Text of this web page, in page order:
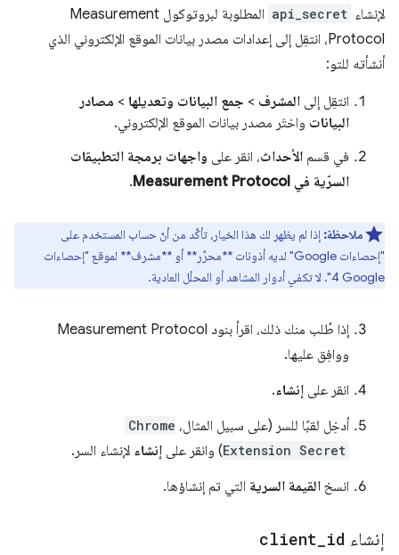
لإنشاء api_secret
المطلوبة لبروتوكول Measurement
Protocol، انتقِل إلى إعدادات مصدر بيانات الموقع الإلكتروني الذي
أنشأته للتو:
انتقِل إلى المشرف > جمع البيانات وتعديلها > مصادر
البيانات واختَر مصدر بيانات الموقع الإلكتروني.
في قسم الأحداث، انقر على واجهات برمجة التطبيقات
السرّية في Measurement Protocol
.
ملاحظة: إذا لم يظهر لك هذا الخيار، تأكَّد من أنّ حساب المستخدم على
"إحصاءات Google" لديه أذونات **محرِّر** أو **مشرف** لموقع "إحصاءات
Google‏ 4". لا تكفي أدوار المشاهد أو المحلّل العادية.
إذا طُلب منك ذلك، اقرأ بنود Measurement Protocol
ووافِق عليها.
انقر على إنشاء.
أدخِل لقبًا للسر (على سبيل المثال، Chrome
Extension Secret) وانقر على إنشاء لإنشاء السر.
انسخ القيمة السرية التي تم إنشاؤها.
إنشاء client id